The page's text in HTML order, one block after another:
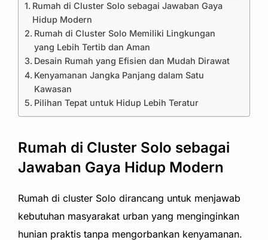
Rumah di Cluster Solo sebagai Jawaban Gaya
Hidup Modern
Rumah di Cluster Solo Memiliki Lingkungan
yang Lebih Tertib dan Aman
Desain Rumah yang Efisien dan Mudah Dirawat
Kenyamanan Jangka Panjang dalam Satu
Kawasan
Pilihan Tepat untuk Hidup Lebih Teratur
Rumah di Cluster Solo sebagai
Jawaban Gaya Hidup Modern
Rumah di cluster Solo dirancang untuk menjawab
kebutuhan masyarakat urban yang menginginkan
hunian praktis tanpa mengorbankan kenyamanan.